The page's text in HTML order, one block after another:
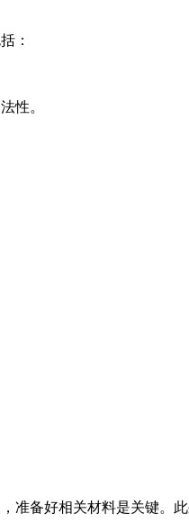
：
性。
准备好相关材料是关键。